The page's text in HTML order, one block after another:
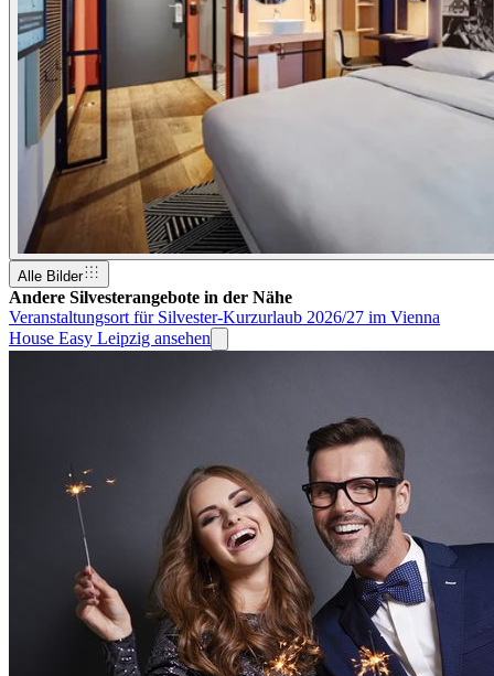
Alle Bilder
Andere Silvesterangebote in der Nähe
Veranstaltungsort für Silvester-Kurzurlaub 2026/27 im Vienna
House Easy Leipzig ansehen